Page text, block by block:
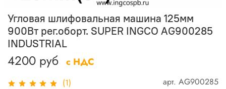
(1) арт. AG900285
Угловая шлифовальная машина 125мм
900Вт рег.оборт. SUPER INGCO AG900285
INDUSTRIAL
4200 руб с НДС